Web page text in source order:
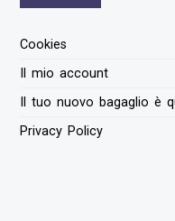
Cookies
Il mio account
Il tuo nuovo bagaglio è
Privacy Policy